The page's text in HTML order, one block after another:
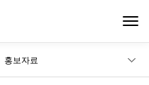
홍보자료